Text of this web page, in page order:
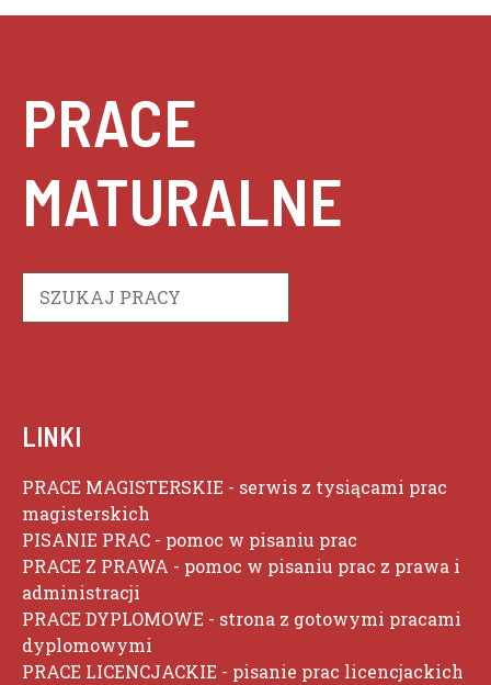
PRACE
MATURALNE
LINKI
PRACE MAGISTERSKIE - serwis z tysiącami prac
magisterskich
PISANIE PRAC - pomoc w pisaniu prac
PRACE Z PRAWA - pomoc w pisaniu prac z prawa i
administracji
PRACE DYPLOMOWE - strona z gotowymi pracami
dyplomowymi
PRACE LICENCJACKIE - pisanie prac licencjackich